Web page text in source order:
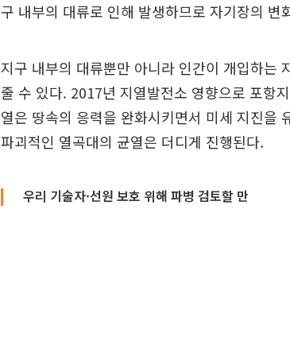
구 내부의 대류로 인해 발생하므로 자기장의 변
지구 내부의 대류뿐만 아니라 인간이 개입하는
줄 수 있다. 2017년 지열발전소 영향으로 포항
열은 땅속의 응력을 완화시키면서 미세 지진을
파괴적인 열곡대의 균열은 더디게 진행된다.
우리 기술자·선원 보호 위해 파병 검토할 만